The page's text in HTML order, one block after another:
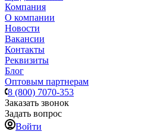
Компания
О компании
Новости
Вакансии
Контакты
Реквизиты
Блог
Оптовым партнерам
8 (800) 7070-353
Заказать звонок
Задать вопрос
Войти